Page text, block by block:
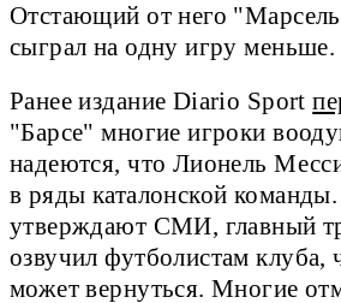
Отстающий от него
сыграл на одну игру меньше.
Ранее издание Diario Sport
"Барсе" многие игроки
надеются, что Лионель
в ряды каталонской
утверждают СМИ, главный
озвучил футболистам клуба,
может вернуться. Многие